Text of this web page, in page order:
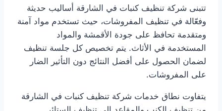
تتبنى شركة تنظيف كنبات في الشارقة أساليب حديثة
وفعّالة في تنظيف المفروشات، حيث تستخدم مواد آمنة
ومتقدمة تحافظ على جودة الأقمشة والمواد
المستخدمة في الأثاث. يتم تخصيص كل جلسة تنظيف
لضمان الحصول على أفضل النتائج دون التأثير الضار
على المفروشات.
يتفاوت نطاق خدمات شركة تنظيف كنبات في الشارقة